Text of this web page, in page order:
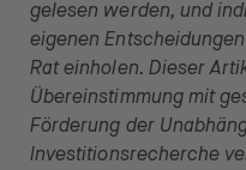
gelesen werden, und
eigenen
Rat einholen. Dieser
Übereinstimmung mit
Förderung der
Investitionsrecherche